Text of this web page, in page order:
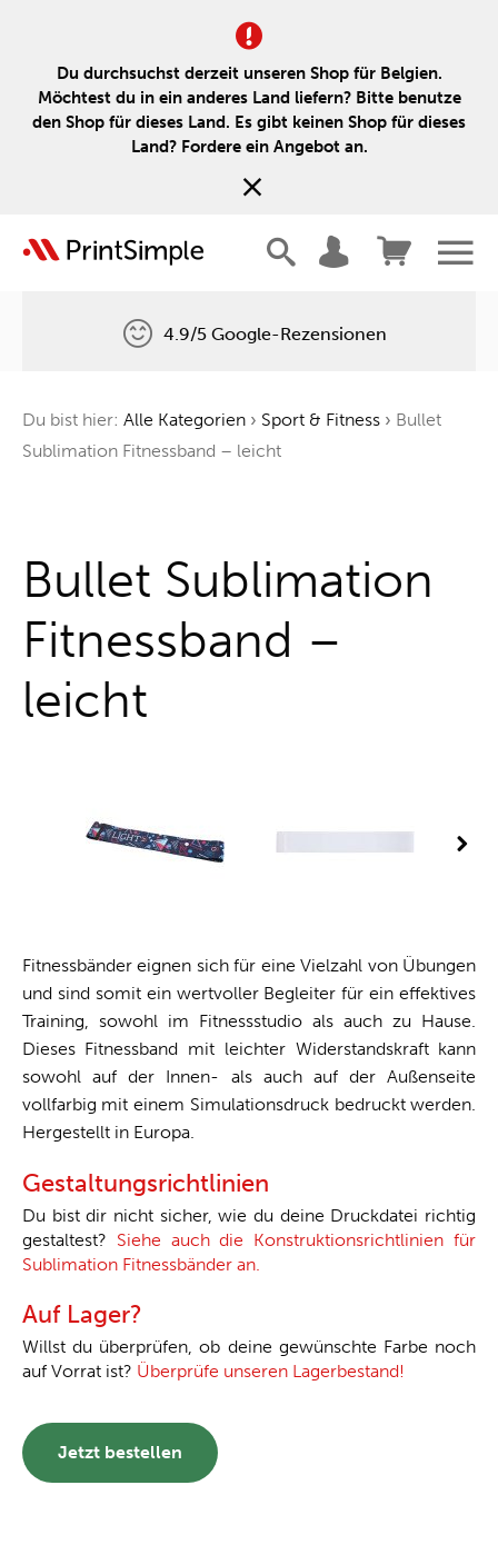
Du durchsuchst derzeit unseren Shop für Belgien.
Möchtest du in ein anderes Land liefern? Bitte benutze
den Shop für dieses Land. Es gibt keinen Shop für dieses
Land? Fordere ein Angebot an.
Ein Baum für jede Bestellung
4.9/5 Google-Rezensionen
Du bist hier: Alle Kategorien › Sport & Fitness › Bullet
Sublimation Fitnessband – leicht
Bullet Sublimation
Fitnessband –
leicht
Fitnessbänder eignen sich für eine Vielzahl von Übungen
und sind somit ein wertvoller Begleiter für ein effektives
Training, sowohl im Fitnessstudio als auch zu Hause.
Dieses Fitnessband mit leichter Widerstandskraft kann
sowohl auf der Innen- als auch auf der Außenseite
vollfarbig mit einem Simulationsdruck bedruckt werden.
Hergestellt in Europa.
Gestaltungsrichtlinien
Du bist dir nicht sicher, wie du deine Druckdatei richtig
gestaltest? Siehe auch die Konstruktionsrichtlinien für
Sublimation Fitnessbänder an.
Auf Lager?
Willst du überprüfen, ob deine gewünschte Farbe noch
auf Vorrat ist? Überprüfe unseren Lagerbestand!
Jetzt bestellen